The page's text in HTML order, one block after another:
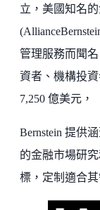
立，美國知名
管理服務而聞
資者、機構投
7,250 億美元，
Bernstein 提供
的金融市場研
標，定制適合